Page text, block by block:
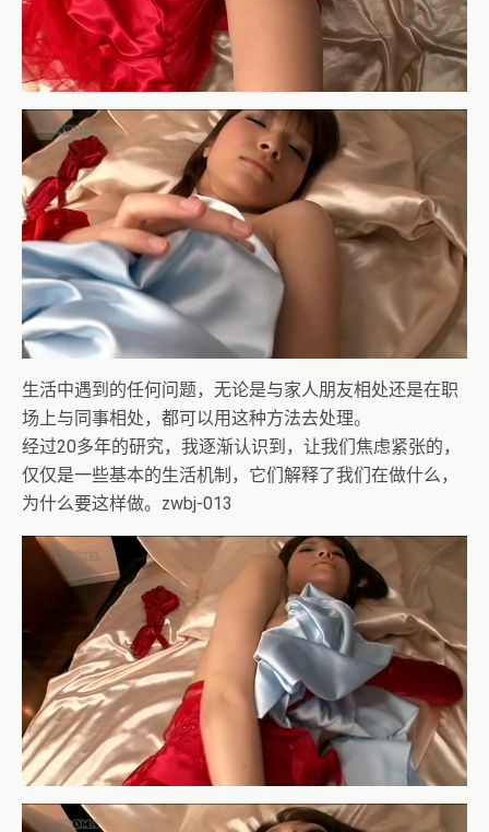
生活中遇到的任何问题，无论是与家人朋友相处还是在职
场上与同事相处，都可以用这种方法去处理。
经过20多年的研究，我逐渐认识到，让我们焦虑紧张的，
仅仅是一些基本的生活机制，它们解释了我们在做什么，
为什么要这样做。zwbj-013